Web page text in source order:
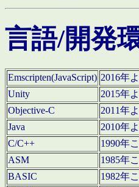
言語/開発
Emscripten(JavaScript) 2016年よ
Unity
2015年
Objective-C
2011年
Java
2010年
C/C++
1990年
ASM
1985年
BASIC
1982年